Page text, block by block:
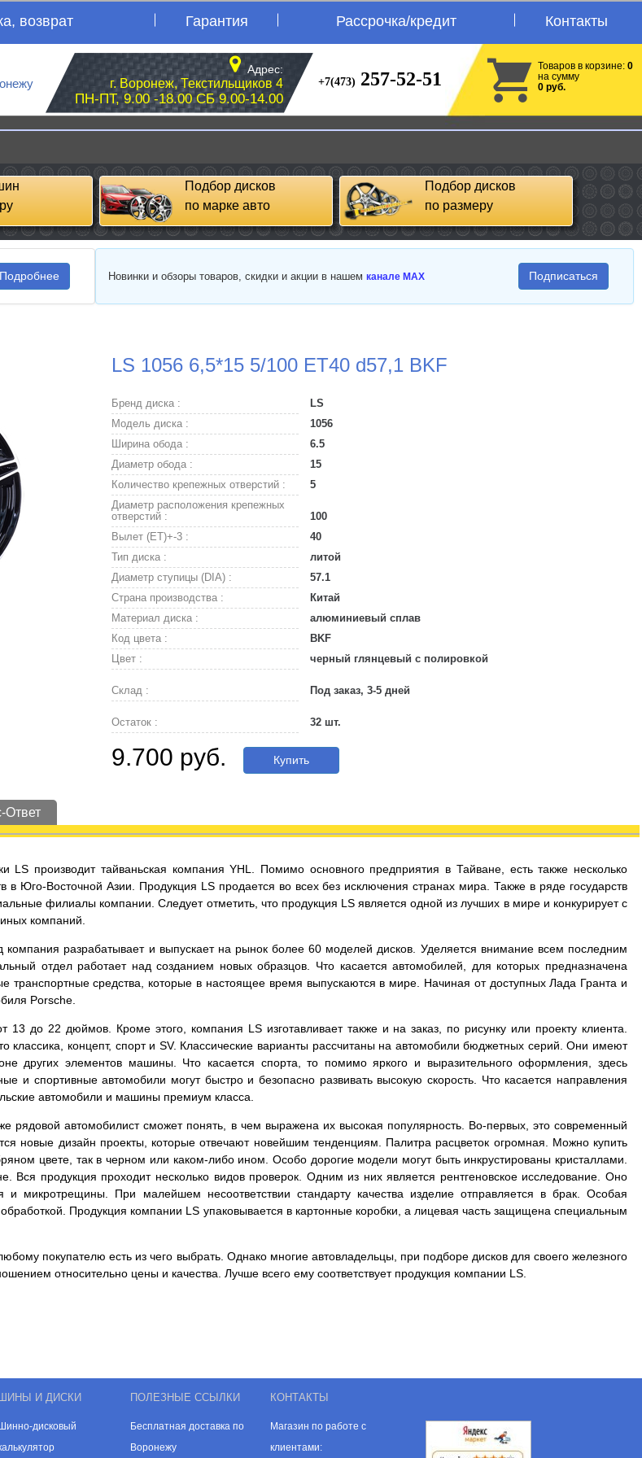
возврат Гарантия Рассрочка/кредит Контакты
Адрес:
г. Воронеж, Текстильщиков 4
ПН-ПТ, 9.00 -18.00 СБ 9.00-14.00
+7(473) 257-52-51
Товаров в корзине: 0
на сумму
0 руб.
Подбор дисков
по марке авто
Подбор дисков
по размеру
Подробнее Новинки и обзоры товаров, скидки и акции в нашем канале MAX Подписаться
LS 1056 6,5*15 5/100 ET40 d57,1 BKF
Бренд диска :
LS
Модель диска :
1056
Ширина обода :
6.5
Диаметр обода :
15
Количество крепежных отверстий :
5
Диаметр расположения крепежных
отверстий :
100
Вылет (ET)+-3 :
40
Тип диска :
литой
Диаметр ступицы (DIA) :
57.1
Страна производства :
Китай
Материал диска :
алюминиевый сплав
Код цвета :
BKF
Цвет :
черный глянцевый с полировкой
Склад : Под заказ, 3-5 дней
Остаток : 32 шт.
9.700 руб. Купить
Ответ
LS производит тайваньская компания YHL. Помимо основного предприятия в Тайване, есть также несколько
в Юго-Восточной Азии. Продукция LS продается во всех без исключения странах мира. Также в ряде государств
филиалы компании. Следует отметить, что продукция LS является одной из лучших в мире и конкурирует с
компаний.
компания разрабатывает и выпускает на рынок более 60 моделей дисков. Уделяется внимание всем последним
отдел работает над созданием новых образцов. Что касается автомобилей, для которых предназначена
транспортные средства, которые в настоящее время выпускаются в мире. Начиная от доступных Лада Гранта и
Porsche.
до 22 дюймов. Кроме этого, компания LS изготавливает также и на заказ, по рисунку или проекту клиента.
классика, концепт, спорт и SV. Классические варианты рассчитаны на автомобили бюджетных серий. Они имеют
других элементов машины. Что касается спорта, то помимо яркого и выразительного оформления, здесь
и спортивные автомобили могут быстро и безопасно развивать высокую скорость. Что касается направления
автомобили и машины премиум класса.
рядовой автомобилист сможет понять, в чем выражена их высокая популярность. Во-первых, это современный
новые дизайн проекты, которые отвечают новейшим тенденциям. Палитра расцветок огромная. Можно купить
цвете, так в черном или каком-либо ином. Особо дорогие модели могут быть инкрустированы кристаллами.
Вся продукция проходит несколько видов проверок. Одним из них является рентгеновское исследование. Оно
и микротрещины. При малейшем несоответствии стандарту качества изделие отправляется в брак. Особая
обработкой. Продукция компании LS упаковывается в картонные коробки, а лицевая часть защищена специальным
покупателю есть из чего выбрать. Однако многие автовладельцы, при подборе дисков для своего железного
относительно цены и качества. Лучше всего ему соответствует продукция компании LS.
ШИНЫ И ДИСКИ
Шинно-дисковый
ПОЛЕЗНЫЕ ССЫЛКИ
Бесплатная доставка по
Воронежу
КОНТАКТЫ
Магазин по работе с
клиентами: